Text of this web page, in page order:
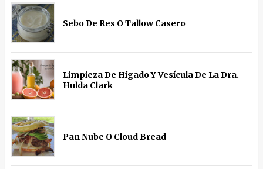
Sebo De Res O Tallow Casero
Limpieza De Hígado Y Vesícula De La Dra.
Hulda Clark
Pan Nube O Cloud Bread